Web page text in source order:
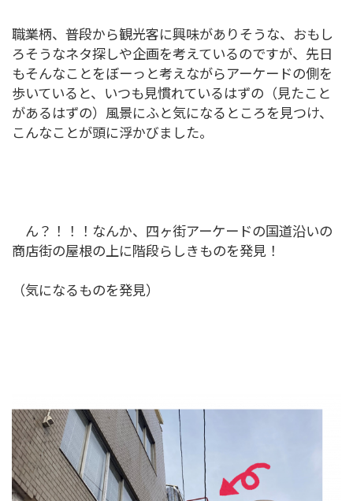
職業柄、普段から観光客に興味がありそうな、おもし
ろそうなネタ探しや企画を考えているのですが、先日
もそんなことをぼーっと考えながらアーケードの側を
歩いていると、いつも見慣れているはずの（見たこと
があるはずの）風景にふと気になるところを見つけ、
こんなことが頭に浮かびました。
ん？！！！なんか、四ヶ街アーケードの国道沿いの
商店街の屋根の上に階段らしきものを発見！
（気になるものを発見）